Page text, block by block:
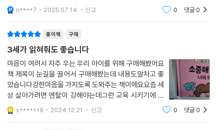
시작도 하기 전에 무조건 싫다고 하는 아이, 쉽게 포기하는 아이, 분노 조절
지?’ 걱정될 때, ‘감정 조절을 어떻게 돕지?’ 궁금할 때 이 책을 펼쳐 보자.
어려운 상황을 스스로 이겨 내고 기꺼이 다시 일어설 줄 아는, 마음이 튼튼
한 아이로 성장하게 해 줄 지혜로운 비법들이 모두 담겨 있으니.
n****7 2025.07.14. 신고 0 댓글0
종이책 구매
3세가 읽혀줘도 좋습니다
마음이 여려서 자주 우는 우리 아이를 위해 구매해봤어요
책 제목이 눈길을 끌어서 구매해봤는데 내용도알차고 좋
았습니다강한마음을 가지도록 도와주는 책이에요요즘 세
상 살아가려면 멘탈이 강해야는데그런 교육 시키기에 좋
은 책입니다추천해요 강추!!
s******8 2024.12.21. 신고 0 댓글0